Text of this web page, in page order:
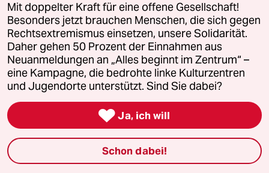
© 2026 taz Verlags und Vertriebs GmbH
Alle Rechte vorbehalten. Bei rechtlichen Fragen oder für Genehmigungen
wenden Sie sich bitte an
lizenzen@taz.de
Feedback Redaktionsstatut Kommune-Richtlinien
Leitlinie Informant Datenschutz Impressum
Seitenwende Einwilligungen widerrufen (Ads)
Mit doppelter Kraft für eine offene Gesellschaft!
Besonders jetzt brauchen Menschen, die sich gegen
Rechtsextremismus einsetzen, unsere Solidarität.
Daher gehen 50 Prozent der Einnahmen aus
Neuanmeldungen an „Alles beginnt im Zentrum“ –
eine Kampagne, die bedrohte linke Kulturzentren
und Jugendorte unterstützt. Sind Sie dabei?
 Ja, ich will
Schon dabei!